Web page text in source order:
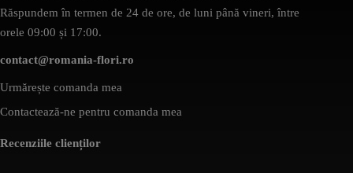
Răspundem în termen de 24 de ore, de luni până vineri, între
orele 09:00 și 17:00.
contact@romania-flori.ro
Urmărește comanda mea
Contactează-ne pentru comanda mea
Recenziile clienților